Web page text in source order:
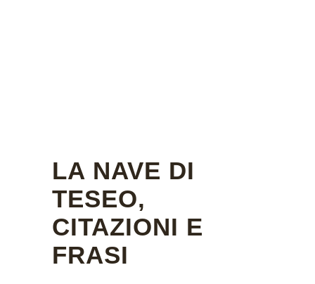
LA NAVE DI
TESEO,
CITAZIONI E
FRASI